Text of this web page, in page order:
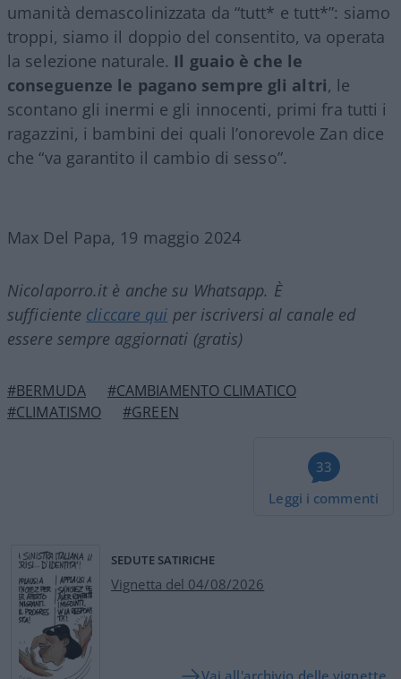
umanità demascolinizzata da “tutt* e tutt*”: siamo
troppi, siamo il doppio del consentito, va operata
la selezione naturale. Il guaio è che le
conseguenze le pagano sempre gli altri, le
scontano gli inermi e gli innocenti, primi fra tutti i
ragazzini, i bambini dei quali l’onorevole Zan dice
che “va garantito il cambio di sesso”.
Max Del Papa, 19 maggio 2024
Nicolaporro.it è anche su Whatsapp. È
sufficiente cliccare qui per iscriversi al canale ed
essere sempre aggiornati (gratis)
#BERMUDA
#CAMBIAMENTO CLIMATICO
#CLIMATISMO
#GREEN
33
Leggi i commenti
SEDUTE SATIRICHE
Vignetta del 04/08/2026